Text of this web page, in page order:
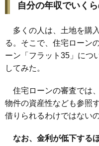
自分の年収でいく
多くの人は、土地を購
る。そこで、住宅ローン
ーン「フラット35」につ
してみた。
住宅ローンの審査では
物件の資産性なども参照
借りられるわけではない
なお、金利が低下する